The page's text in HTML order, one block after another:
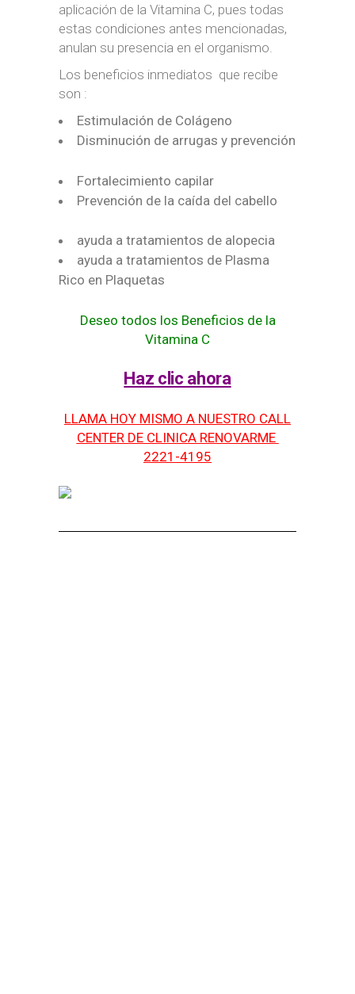
aplicación de la Vitamina C, pues todas
estas condiciones antes mencionadas,
anulan su presencia en el organismo.
Los beneficios inmediatos que recibe
son :
Estimulación de Colágeno
Disminución de arrugas y prevención
Fortalecimiento capilar
Prevención de la caída del cabello
ayuda a tratamientos de alopecia
ayuda a tratamientos de Plasma
Rico en Plaquetas
Deseo todos los Beneficios de la
Vitamina C
Haz clic ahora
LLAMA HOY MISMO A NUESTRO CALL
CENTER DE CLINICA RENOVARME
2221-4195